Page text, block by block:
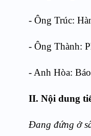
- Ông Trúc:
- Ông Thành:
- Anh Hòa:
II. Nội dung
Đang đứng ở